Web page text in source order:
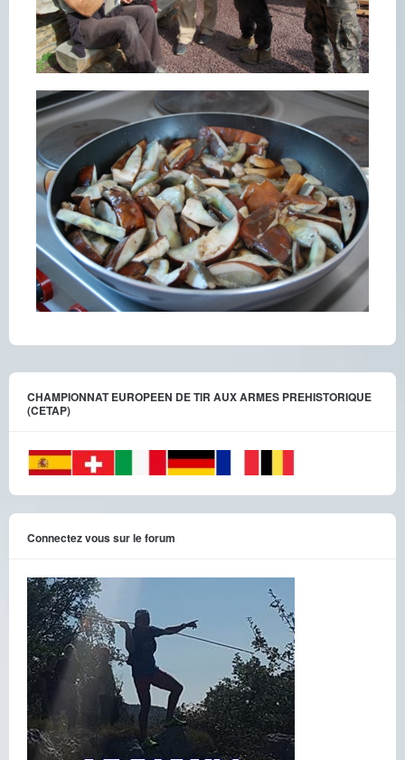
CHAMPIONNAT EUROPEEN DE TIR AUX ARMES PREHISTORIQUE
(CETAP)
Connectez vous sur le forum